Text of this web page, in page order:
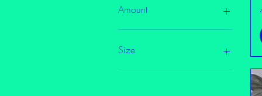
Amount
10
20
Size
10 oz